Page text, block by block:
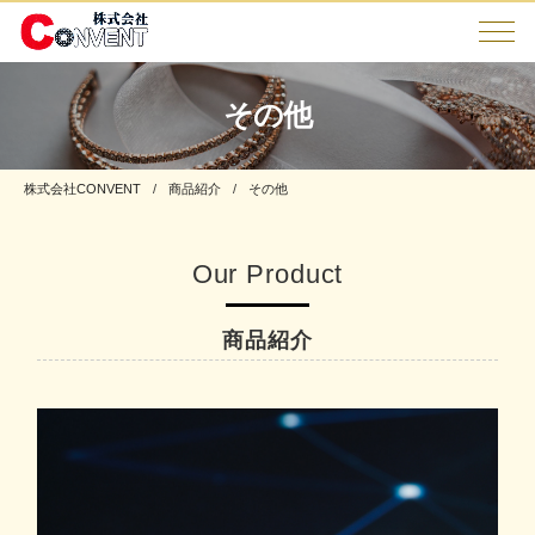
その他
株式会社CONVENT 商品紹介 その他
商品紹介
Our Product